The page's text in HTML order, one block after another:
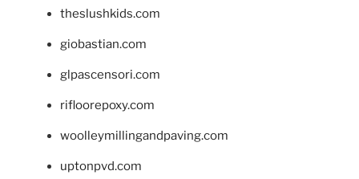
theslushkids.com
giobastian.com
glpascensori.com
rifloorepoxy.com
woolleymillingandpaving.com
uptonpvd.com